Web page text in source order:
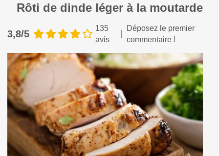
Rôti de dinde léger à la moutarde
3,8/5
135
avis
Déposez le premier
commentaire !